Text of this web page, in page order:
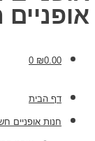
₪0.00
0
דף הבית
חנות אופניים